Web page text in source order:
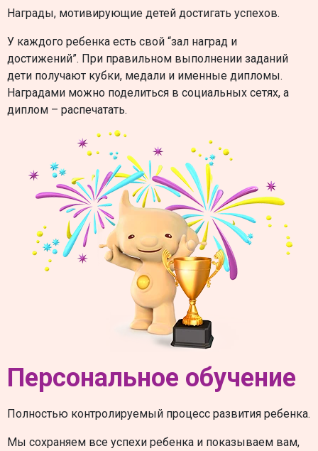
Награды, мотивирующие детей достигать успехов.
У каждого ребенка есть свой “зал наград и
достижений”. При правильном выполнении заданий
дети получают кубки, медали и именные дипломы.
Наградами можно поделиться в социальных сетях, а
диплом – распечатать.
Персональное обучение
Полностью контролируемый процесс развития ребенка.
Мы сохраняем все успехи ребенка и показываем вам,